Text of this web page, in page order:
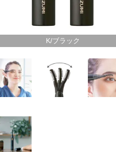
K/ブラック